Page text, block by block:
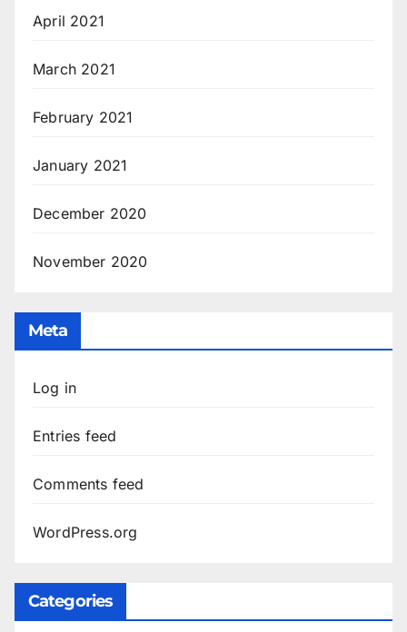
April 2021
March 2021
February 2021
January 2021
December 2020
November 2020
Meta
Log in
Entries feed
Comments feed
WordPress.org
Categories